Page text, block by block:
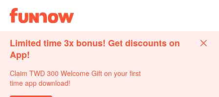
Limited time 3x bonus! Get discounts on
App!
Claim TWD 300 Welcome Gift on your first
time app download!